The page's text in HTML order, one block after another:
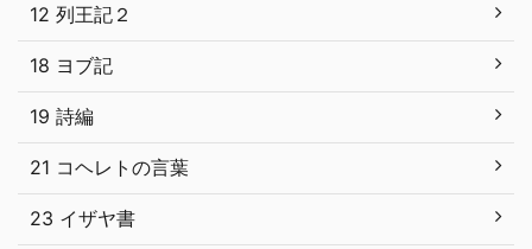
12 列王記２
18 ヨブ記
19 詩編
21 コヘレトの言葉
23 イザヤ書